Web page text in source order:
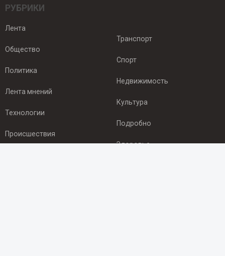
РУБРИКИ
Лента
Общество
Политика
Лента мнений
Технологии
Происшествия
Транспорт
Спорт
Недвижимость
Культура
Подробно
Здоровье